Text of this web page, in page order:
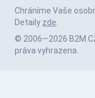
Chráníme Vaše
Detaily zde.
© 2006—2026
práva vyhrazena.